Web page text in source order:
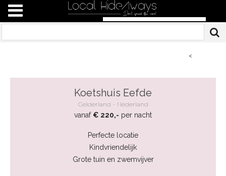
<
Koetshuis Eefde
Gelderland Nederland
vanaf € 220,- per nacht
Perfecte locatie
Kindvriendelijk
Grote tuin en zwemvijver